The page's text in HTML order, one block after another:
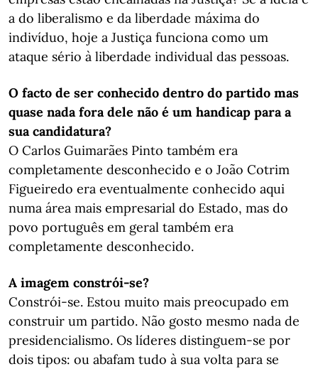
a do liberalismo e da liberdade máxima do
indivíduo, hoje a Justiça funciona como um
ataque sério à liberdade individual das pessoas.
O facto de ser conhecido dentro do partido mas
quase nada fora dele não é um handicap para a
sua candidatura?
O Carlos Guimarães Pinto também era
completamente desconhecido e o João Cotrim
Figueiredo era eventualmente conhecido aqui
numa área mais empresarial do Estado, mas do
povo português em geral também era
completamente desconhecido.
A imagem constrói-se?
Constrói-se. Estou muito mais preocupado em
construir um partido. Não gosto mesmo nada de
presidencialismo. Os líderes distinguem-se por
dois tipos: ou abafam tudo à sua volta para se